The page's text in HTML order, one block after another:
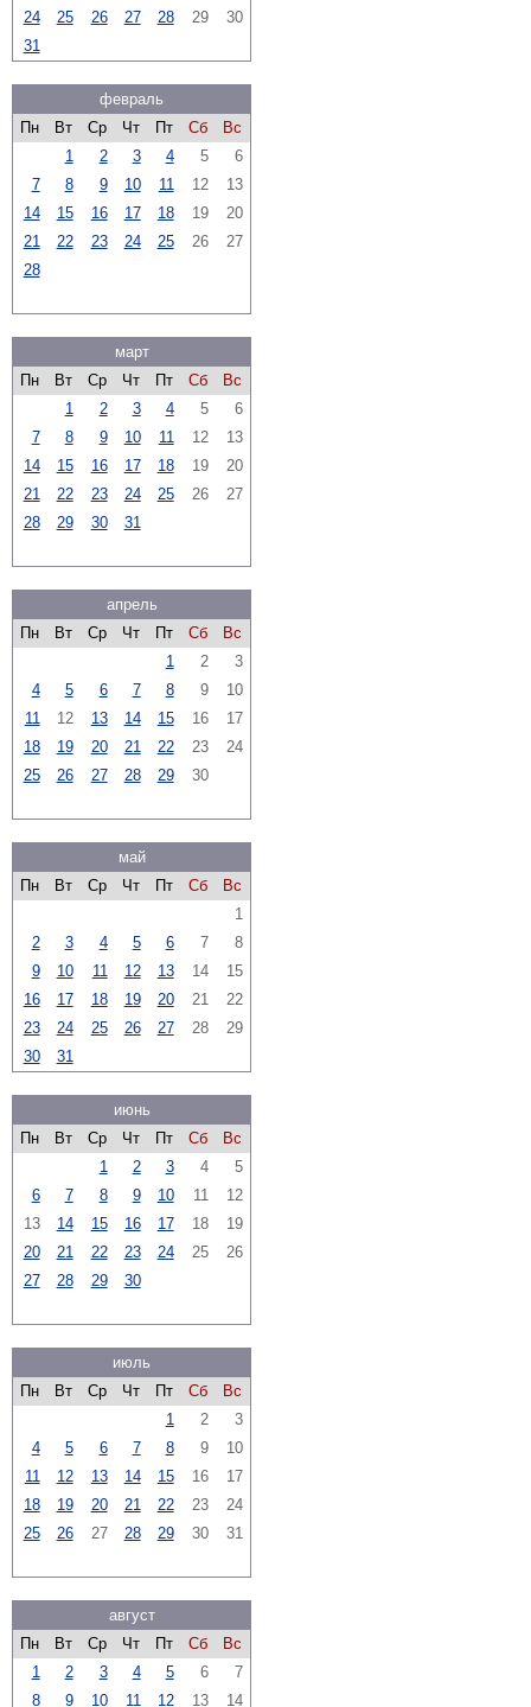
24
25 26 27 28 29
30
31
февраль
Пн
Вт Ср Чт Пт Сб
Вс
1
2 3 4 5
6
7
8 9 10 11 12
13
14
15 16 17 18 19
20
21
22 23 24 25 26
27
28
март
Пн
Вт Ср Чт Пт Сб
Вс
1
2 3 4 5
6
7
8 9 10 11 12
13
14
15 16 17 18 19
20
21
22 23 24 25 26
27
28
29 30 31
апрель
Пн
Вт Ср Чт Пт Сб
Вс
1
2
3
4
5 6 7 8 9
10
11
12 13 14 15 16
17
18
19 20 21 22 23
24
25
26 27 28 29 30
май
Пн
Вт Ср Чт Пт Сб
Вс
1
2
3 4 5 6 7
8
9
10 11 12 13 14
15
16
17 18 19 20 21
22
23
24 25 26 27 28
29
30
31
июнь
Пн
Вт Ср Чт Пт Сб
Вс
1
2 3 4
5
6
7 8 9 10 11
12
13
14 15 16 17 18
19
20
21 22 23 24 25
26
27
28 29 30
июль
Пн
Вт Ср Чт Пт Сб
Вс
1
2
3
4
5 6 7 8 9
10
11
12 13 14 15 16
17
18
19 20 21 22 23
24
25
26 27 28 29 30 31
август
Пн
Вт Ср Чт Пт Сб
Вс
1
2 3 4 5 6
7
8
9 10 11 12 13 14